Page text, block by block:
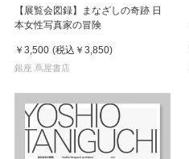
【展覧会図録】まなざしの奇跡 日
本女性写真家の冒険
￥3,500 (税込 ￥3,850)
銀座 蔦屋書店